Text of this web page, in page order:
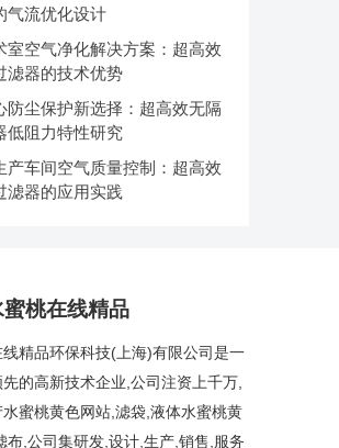
气流优化设计
空气净化解决方案：超高效
滤器的技术优势
尘保护新选择：超高效无隔
低阻力特性研究
车间空气质量控制：超高效
滤器的应用实践
蜜桃在线精品
精品环保科技(上海)有限公司是一
的高新技术企业,公司注资上千万,
蜜桃黄色网站,滤袋,液体水蜜桃黄
布,公司集研发,设计,生产,销售,服务